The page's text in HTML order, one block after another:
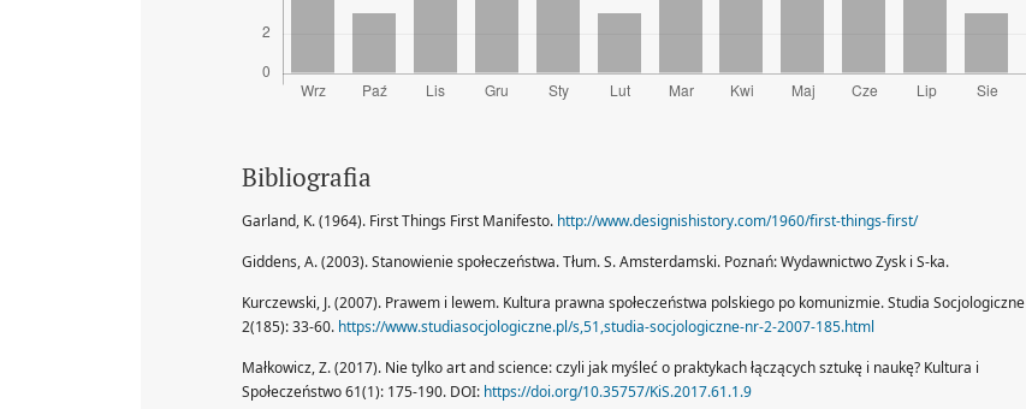
Bibliografia
Garland, K. (1964). First Things First Manifesto. http://www.designishistory.com/1960/first-things-first/
Giddens, A. (2003). Stanowienie społeczeństwa. Tłum. S. Amsterdamski. Poznań: Wydawnictwo Zysk i S-ka.
Kurczewski, J. (2007). Prawem i lewem. Kultura prawna społeczeństwa polskiego po komunizmie. Studia Socjologiczne
2(185): 33-60. https://www.studiasocjologiczne.pl/s,51,studia-socjologiczne-nr-2-2007-185.html
Małkowicz, Z. (2017). Nie tylko art and science: czyli jak myśleć o praktykach łączących sztukę i naukę? Kultura i
Społeczeństwo 61(1): 175-190. DOI: https://doi.org/10.35757/KiS.2017.61.1.9